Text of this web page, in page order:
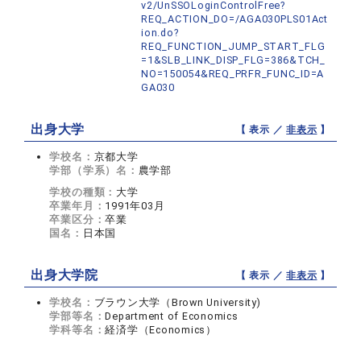
v2/UnSSOLoginControlFree?
REQ_ACTION_DO=/AGA030PLS01Act
ion.do?
REQ_FUNCTION_JUMP_START_FLG
=1&SLB_LINK_DISP_FLG=386&TCH_
NO=150054&REQ_PRFR_FUNC_ID=A
GA030
出身大学 【 表示 ／非表示 】
学校名： 京都大学
学部（学系）名： 農学部
学校の種類： 大学
卒業年月： 1991年03月
卒業区分：卒業
国名： 日本国
出身大学院 【 表示 ／非表示 】
学校名： ブラウン大学（Brown University)
学部等名：Department of Economics
学科等名：経済学（Economics）